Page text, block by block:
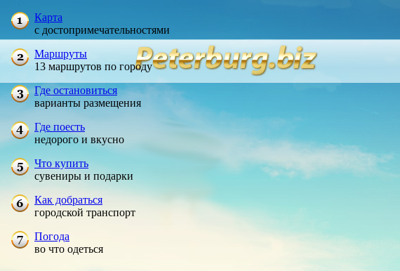
Карта
с достопримечательностями
Маршруты
13 маршрутов по городу
Где остановиться
варианты размещения
Где поесть
недорого и вкусно
Что купить
сувениры и подарки
Как добраться
городской транспорт
Погода
во что одеться